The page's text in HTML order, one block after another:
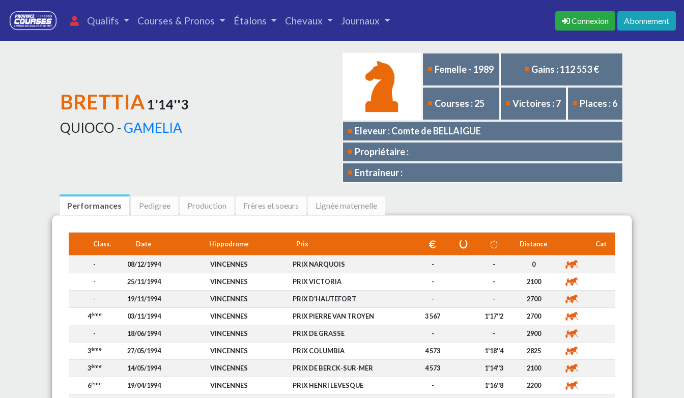
Qualifs Courses & Pronos Étalons Chevaux Journaux Connexion Abonnement
BRETTIA 1'14''3
QUIOCO - GAMELIA
Femelle - 1989 Gains : 112 553 €
Courses : 25 Victoires : 7 Places : 6
Eleveur : Comte de BELLAIGUE
Propriétaire :
Entraîneur :
Performances Pedigree Production Frères et soeurs Lignée maternelle
Class. Date Hippodrome Prix Distance Cat
- 08/12/1994 VINCENNES PRIX NARQUOIS - - 0
- 25/11/1994 VINCENNES PRIX VICTORIA - - 2100
- 19/11/1994 VINCENNES PRIX D'HAUTEFORT - - 2700
4ème 03/11/1994 VINCENNES PRIX PIERRE VAN TROYEN 3 567 1'17''2 2700
- 18/06/1994 VINCENNES PRIX DE GRASSE - - 2900
3ème 27/05/1994 VINCENNES PRIX COLUMBIA 4 573 1'18''4 2825
3ème 14/05/1994 VINCENNES PRIX DE BERCK-SUR-MER 4 573 1'14''3 2100
6ème 19/04/1994 VINCENNES PRIX HENRI LEVESQUE - 1'16''8 2200